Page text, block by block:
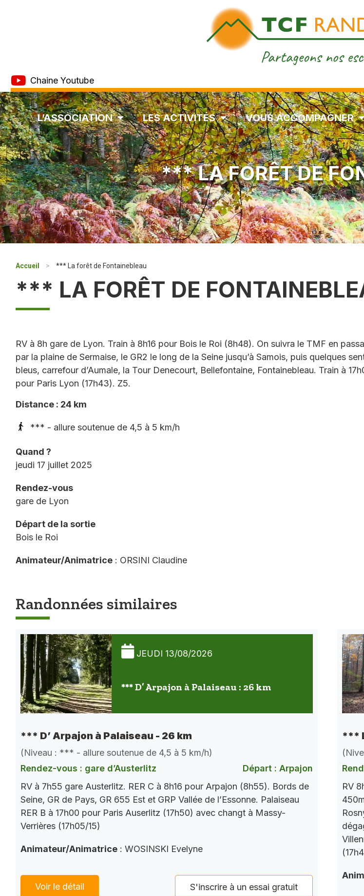
Chaine Youtube
L’ASSOCIATION LES ACTIVITÉS VOUS ACCOMPAGNER
*** LA FORÊT DE
Accueil > *** La forêt de Fontainebleau
*** LA FORÊT DE
RV à 8h gare de Lyon. Train à 8h16 pour Bois le Roi (8h48). On suivra le TMF en
par la plaine de Sermaise, le GR2 le long de la Seine jusqu’à Samois, puis quelques
bleus, carrefour d’Aumale, la Tour Denecourt, Bellefontaine, Fontainebleau. Train à
pour Paris Lyon (17h43). Z5.
Distance : 24 km
*** - allure soutenue de 4,5 à 5 km/h
Quand ?
jeudi 17 juillet 2025
Rendez-vous
gare de Lyon
Départ de la sortie
Bois le Roi
Animateur/Animatrice : ORSINI Claudine
Randonnées similaires
JEUDI 13/08/2026
*** D’ Arpajon à Palaiseau : 26 km
*** D’ Arpajon à Palaiseau - 26 km
(Niveau : *** - allure soutenue de 4,5 à 5 km/h)
Rendez-vous : gare d’Austerlitz
Départ : Arpajon
RV à 7h55 gare Austerlitz. RER C à 8h16 pour Arpajon (8h55). Bords de
Seine, GR de Pays, GR 655 Est et GRP Vallée de l’Essonne. Palaiseau
RER B à 17h00 pour Paris Auserlitz (17h50) avec changt à Massy-
Verrières (17h05/15)
Animateur/Animatrice : WOSINSKI Evelyne
Voir le détail S'inscrire à un essai gratuit
***
RV